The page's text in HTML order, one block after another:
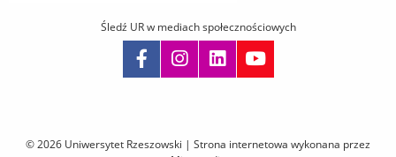
© 2026 Uniwersytet Rzeszowski | Strona internetowa wykonana przez
Śledź UR w mediach społecznościowych
i
przejdź